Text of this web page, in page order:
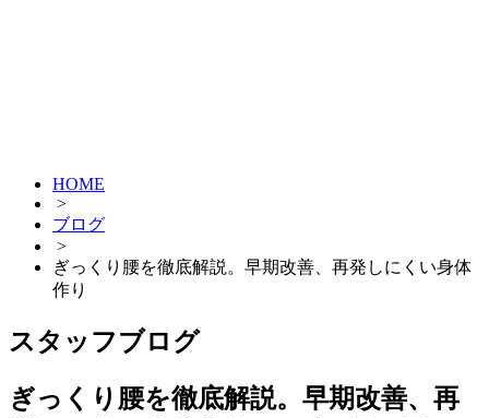
HOME
>
ブログ
>
ぎっくり腰を徹底解説。早期改善、再発しにくい身体
作り
スタッフブログ
ぎっくり腰を徹底解説。早期改善、再